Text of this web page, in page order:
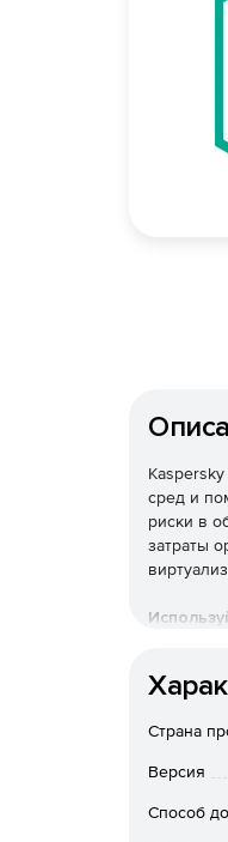
сред и
риски в
затраты
Страна
Версия
Способ